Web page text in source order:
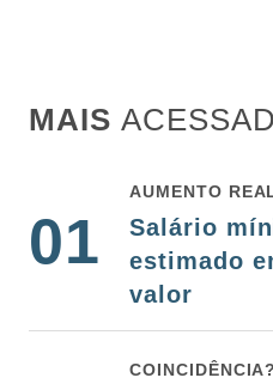
MAIS
01
AUMENTO
Salário
estimado
valor
COINCIDÊNCIA?